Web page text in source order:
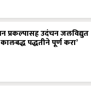
प्रकल्पासह उदंचन जलविद्युत
पद्धतीने पूर्ण करा’